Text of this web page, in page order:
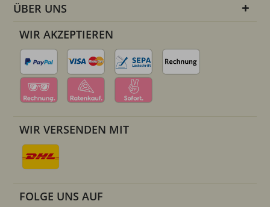
ÜBER UNS
WIR AKZEPTIEREN
WIR VERSENDEN MIT
FOLGE UNS AUF